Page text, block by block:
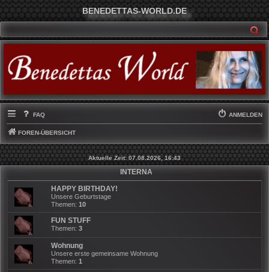
BENEDETTAS-WORLD.DE
FAQ ANMELDEN
FOREN-ÜBERSICHT
Aktuelle Zeit: 07.08.2026, 16:43
INTERNA
HAPPY BIRTHDAY!
Unsere Geburtstage
Themen: 10
FUN STUFF
Themen: 3
Wohnung
Unsere erste gemeinsame Wohnung
Themen: 1